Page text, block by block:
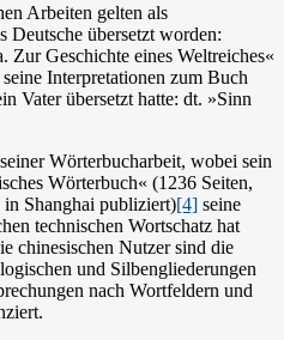
Arbeiten gelten als
Deutsche übersetzt worden:
Zur Geschichte eines Weltreiches«
Interpretationen zum Buch
Vater übersetzt hatte: dt. »Sinn
Wörterbucharbeit, wobei sein
Wörterbuch« (1236 Seiten,
in Shanghai publiziert)[4] seine
technischen Wortschatz hat
chinesischen Nutzer sind die
und Silbengliederungen
nach Wortfeldern und